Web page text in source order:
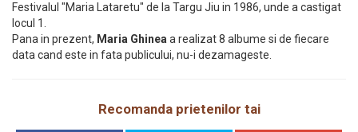
Festivalul "Maria Lataretu" de la Targu Jiu in 1986, unde a castigat
locul 1.
Pana in prezent, Maria Ghinea a realizat 8 albume si de fiecare
data cand este in fata publicului, nu-i dezamageste.
Recomanda prietenilor tai